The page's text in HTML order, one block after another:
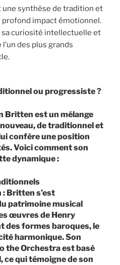
synthèse de tradition et
profond impact émotionnel.
sa curiosité intellectuelle et
des plus grands
ou progressiste ?
Britten est un mélange
de traditionnel et
confère une position
Voici comment son
dynamique :
Britten s’est
patrimoine musical
œuvres de Henry
des formes baroques, le
harmonique. Son
the Orchestra est basé
ce qui témoigne de son